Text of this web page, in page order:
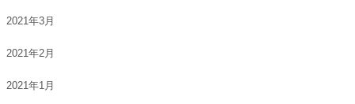
2021年3月
2021年2月
2021年1月